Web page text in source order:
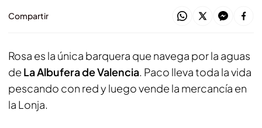
Compartir
Rosa es la única barquera que navega por la aguas
de La Albufera de Valencia. Paco lleva toda la vida
pescando con red y luego vende la mercancía en
la Lonja.